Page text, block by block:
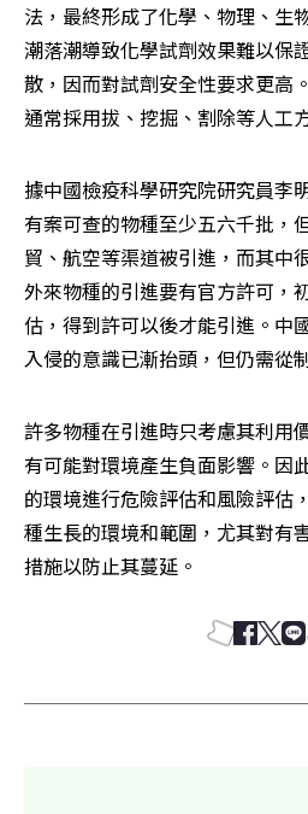
法，最終形成了化學、物理、生
潮落潮導致化學試劑效果難以保
散，因而對試劑安全性要求更高
通常採用拔、挖掘、割除等人工
據中國檢疫科學研究院研究員李
有案可查的物種至少五六千批，
貿、航空等渠道被引進，而其中
外來物種的引進要有官方許可，
估，得到許可以後才能引進。中
入侵的意識已漸抬頭，但仍需從
許多物種在引進時只考慮其利用
有可能對環境產生負面影響。因
的環境進行危險評估和風險評估
種生長的環境和範圍，尤其對有
措施以防止其蔓延。